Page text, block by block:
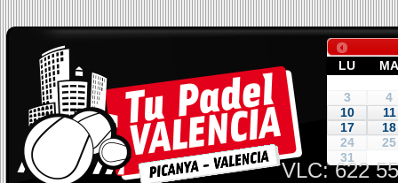
LU MA
3
4
10
11
17
18
24
25
31
VLC:622